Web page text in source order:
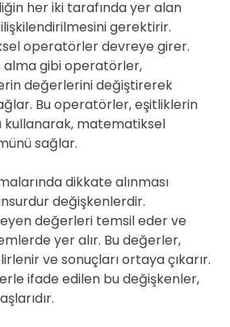
her iki tarafında yer alan
gerektirir.
operatörler devreye girer.
alma gibi operatörler,
değerlerini değiştirerek
Bu operatörler, eşitliklerin
kullanarak, matematiksel
sağlar.
dikkate alınması
değişkenlerdir.
değerleri temsil eder ve
yer alır. Bu değerler,
ve sonuçları ortaya çıkarır.
ifade edilen bu değişkenler,